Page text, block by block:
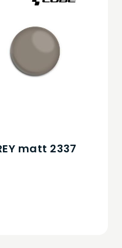
matt 2337